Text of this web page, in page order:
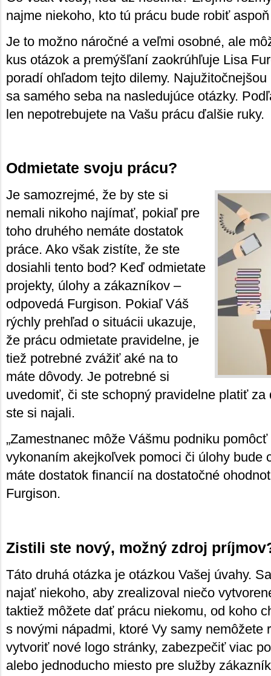
najme niekoho, kto tú prácu bude robiť
Je to možno náročné a veľmi osobné, ale
kus otázok a premýšľaní zaokrúhľuje Lisa
poradí ohľadom tejto dilemy.
sa samého seba na nasledujúce otázky.
len nepotrebujete na Vašu prácu ďalšie ruky.
Odmietate svoju prácu?
Je samozrejmé, že by ste si
nemali nikoho najímať, pokiaľ pre
toho druhého nemáte dostatok
práce. Ako však zistíte, že ste
dosiahli tento bod? Keď odmietate
projekty, úlohy a zákazníkov –
odpovedá Furgison. Pokiaľ Váš
rýchly prehľad o situácii ukazuje,
že prácu odmietate pravidelne, je
tiež potrebné zvážiť aké na to
máte dôvody. Je potrebné si
uvedomiť, či ste schopný pravidelne platiť
ste si najali.
„Zamestnanec môže Vášmu podniku
vykonaním akejkoľvek pomoci či úlohy bude
máte dostatok financií na dostatočné
Furgison.
Zistili ste nový, možný zdroj
Táto druhá otázka je otázkou Vašej úvahy.
najať niekoho, aby zrealizoval niečo
taktiež môžete dať prácu niekomu, od koho
s novými nápadmi, ktoré Vy samy nemôžete
vytvoriť nové logo stránky, zabezpečiť viac
alebo jednoducho miesto pre služby